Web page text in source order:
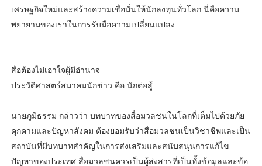
เศรษฐกิจใหม่และสร้างความเชื่อมั่นให้นักลงทุนทั่วโลก นี่คือความ
พยายามของเราในการรับมือความเปลี่ยนแปลง
สื่อต้องไม่เอาใจผู้มีอำนาจ
ประวัติศาสตร์สมาคมนักข่าว คือ นักต่อสู้
นายภูมิธรรม กล่าวว่า บทบาทของสื่อมวลชนในโลกที่เต็มไปด้วยภัย
คุกคามและปัญหาสังคม ต้องยอมรับว่าสื่อมวลชนเป็นวิชาชีพและเป็น
สถาบันที่มีบทบาทสำคัญในการส่งเสริมและสนับสนุนการแก้ไข
ปัญหาของประเทศ สื่อมวลชนควรเป็นผู้ส่งสารที่เป็นทั้งข้อมูลและข้อ